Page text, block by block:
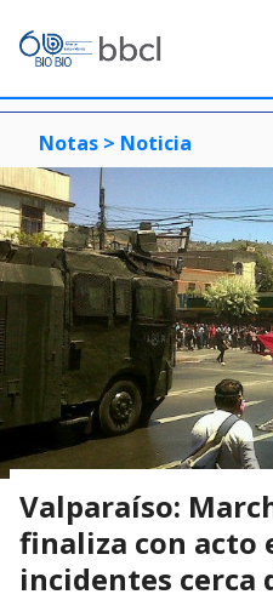
Notas > Noticia
Valparaíso:
finaliza con acto
incidentes cerca